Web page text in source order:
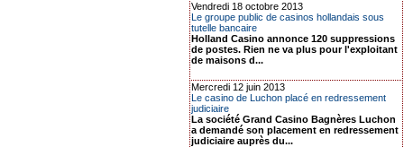
Vendredi 18 octobre 2013
Le groupe public de casinos hollandais sous
tutelle bancaire
Holland Casino annonce 120 suppressions
de postes. Rien ne va plus pour l'exploitant
de maisons d...
Mercredi 12 juin 2013
Le casino de Luchon placé en redressement
judiciaire
La société Grand Casino Bagnères Luchon
a demandé son placement en redressement
judiciaire auprès du...